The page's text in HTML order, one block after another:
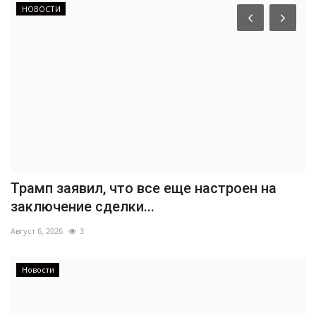
НОВОСТИ
Трамп заявил, что все еще настроен на
заключение сделки...
Август 6, 2026 3
Новости